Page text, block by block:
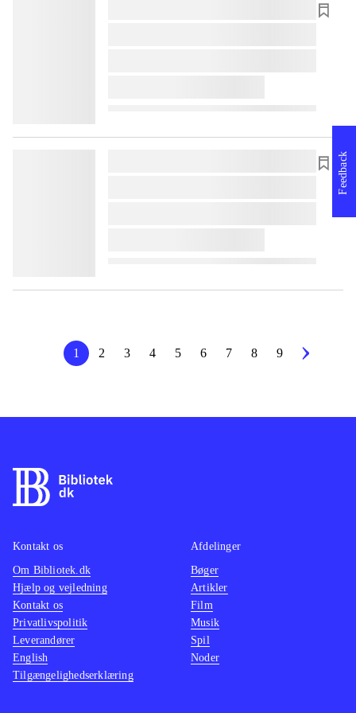
lorem ipsum dolor sit amet ...
lorem ipsum dolor sit amet ...
lorem ipsum dolor sit amet ...
lorem ipsum dolor sit amet ...
1 2 3 4 5 6 7 8 9
Feedback
Kontakt os
Om Bibliotek.dk
Hjælp og vejledning
Kontakt os
Privatlivspolitik
Leverandører
English
Tilgængelighedserklæring
Afdelinger
Bøger
Artikler
Film
Musik
Spil
Noder